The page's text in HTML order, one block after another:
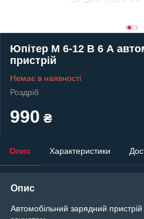
Юпітер М 6-12 В 6 А
пристрій
Немає в наявності
Роздріб
990 ₴
Опис Характеристики
Опис
Автомобільний зарядний